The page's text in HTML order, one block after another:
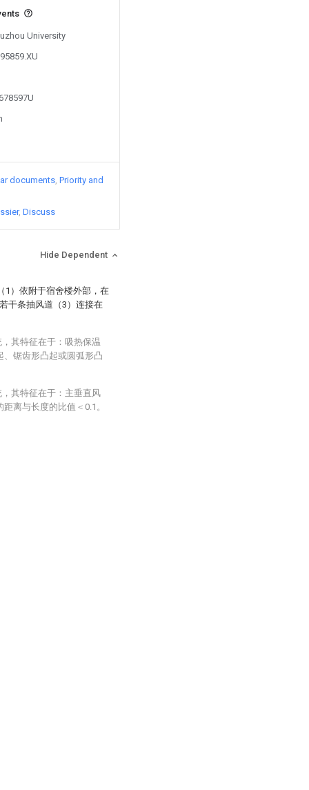
University
documents Priority and
Discuss
Hide Dependent
1）依附于宿舍楼外部，在
干条抽风道（3）连接在
其特征在于：吸热保温
锯齿形凸起或圆弧形凸
其特征在于：主垂直风
离与长度的比值＜0.1。